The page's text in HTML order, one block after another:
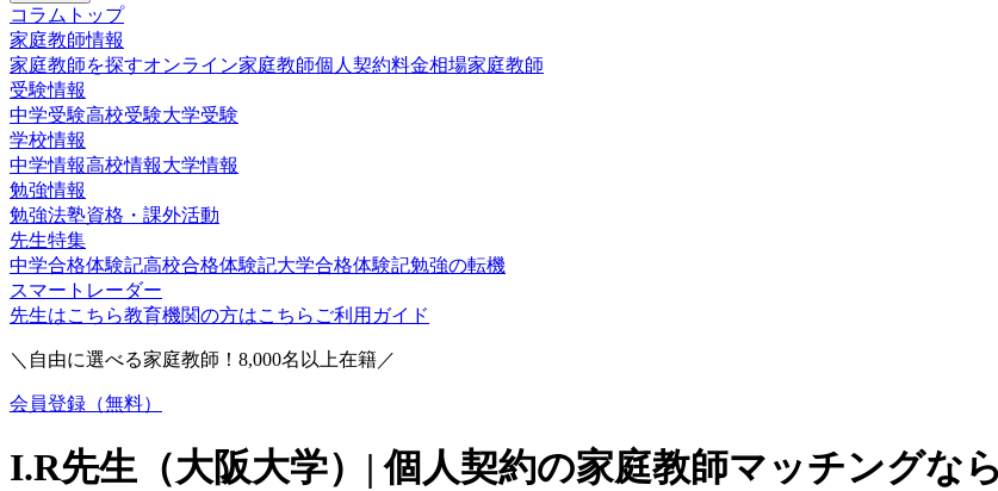
コラムトップ
家庭教師情報
家庭教師を探すオンライン家庭教師個人契約料金相場家庭教師
受験情報
中学受験高校受験大学受験
学校情報
中学情報高校情報大学情報
勉強情報
勉強法塾資格・課外活動
先生特集
中学合格体験記高校合格体験記大学合格体験記勉強の転機
スマートレーダー
先生はこちら教育機関の方はこちら ご利用ガイド
＼自由に選べる家庭教師！ 8,000名以上在籍／
会員登録（無料）
I.R先生（大阪大学）| 個人契約の家庭教師マッチングな